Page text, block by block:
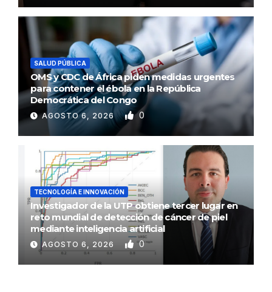
SALUD PÚBLICA
OMS y CDC de África piden medidas urgentes
para contener el ébola en la República
Democrática del Congo
AGOSTO 6, 2026 0
TECNOLOGÍA E INNOVACIÓN
Investigador de la UTP obtiene tercer lugar en
reto mundial de detección de cáncer de piel
mediante inteligencia artificial
AGOSTO 6, 2026 0